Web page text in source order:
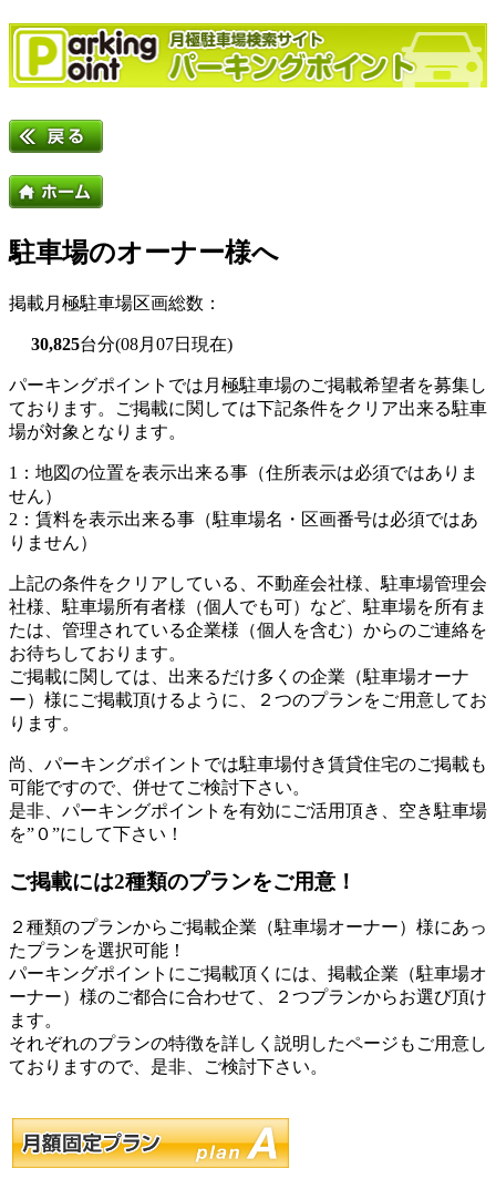
駐車場のオーナー様へ
掲載月極駐車場区画総数：
30,825台分(08月07日現在)
パーキングポイントでは月極駐車場のご掲載希望者を募集し
ております。ご掲載に関しては下記条件をクリア出来る駐車
場が対象となります。
1：地図の位置を表示出来る事（住所表示は必須ではありま
せん）
2：賃料を表示出来る事（駐車場名・区画番号は必須ではあ
りません）
上記の条件をクリアしている、不動産会社様、駐車場管理会
社様、駐車場所有者様（個人でも可）など、駐車場を所有ま
たは、管理されている企業様（個人を含む）からのご連絡を
お待ちしております。
ご掲載に関しては、出来るだけ多くの企業（駐車場オーナ
ー）様にご掲載頂けるように、２つのプランをご用意してお
ります。
尚、パーキングポイントでは駐車場付き賃貸住宅のご掲載も
可能ですので、併せてご検討下さい。
是非、パーキングポイントを有効にご活用頂き、空き駐車場
を”０”にして下さい！
ご掲載には2種類のプランをご用意！
２種類のプランからご掲載企業（駐車場オーナー）様にあっ
たプランを選択可能！
パーキングポイントにご掲載頂くには、掲載企業（駐車場オ
ーナー）様のご都合に合わせて、２つプランからお選び頂け
ます。
それぞれのプランの特徴を詳しく説明したページもご用意し
ておりますので、是非、ご検討下さい。